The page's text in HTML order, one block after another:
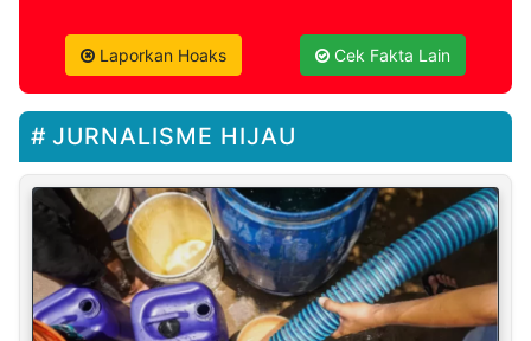
Laporkan Hoaks Cek Fakta Lain
JURNALISME HIJAU